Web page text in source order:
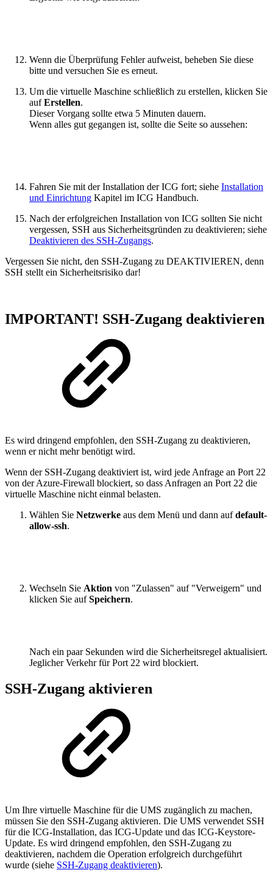
Wenn die Überprüfung Fehler aufweist, beheben Sie diese
bitte und versuchen Sie es erneut.
Um die virtuelle Maschine schließlich zu erstellen, klicken Sie
aufErstellen.
Dieser Vorgang sollte etwa 5 Minuten dauern.
Wenn alles gut gegangen ist, sollte die Seite so aussehen:
Fahren Sie mit der Installation der ICG fort; siehe Installation
und Einrichtung Kapitel im ICG Handbuch.
Nach der erfolgreichen Installation von ICG sollten Sie nicht
vergessen, SSH aus Sicherheitsgründen zu deaktivieren; siehe
Deaktivieren des SSH-Zugangs.
Vergessen Sie nicht, den SSH-Zugang zu DEAKTIVIEREN, denn
SSH stellt ein Sicherheitsrisiko dar!
IMPORTANT! SSH-Zugang deaktivieren
Es wird dringend empfohlen, den SSH-Zugang zu deaktivieren,
wenn er nicht mehr benötigt wird.
Wenn der SSH-Zugang deaktiviert ist, wird jede Anfrage an Port 22
von der Azure-Firewall blockiert, so dass Anfragen an Port 22 die
virtuelle Maschine nicht einmal belasten.
Wählen Sie Netzwerke aus dem Menü und dann aufdefault-
allow-ssh.
Wechseln Sie Aktion von "Zulassen" auf "Verweigern" und
klicken Sie aufSpeichern.
Nach ein paar Sekunden wird die Sicherheitsregel aktualisiert.
Jeglicher Verkehr für Port 22 wird blockiert.
SSH-Zugang aktivieren
Um Ihre virtuelle Maschine für die UMS zugänglich zu machen,
müssen Sie den SSH-Zugang aktivieren. Die UMS verwendet SSH
für die ICG-Installation, das ICG-Update und das ICG-Keystore-
Update. Es wird dringend empfohlen, den SSH-Zugang zu
deaktivieren, nachdem die Operation erfolgreich durchgeführt
wurde (siehe SSH-Zugang deaktivieren).